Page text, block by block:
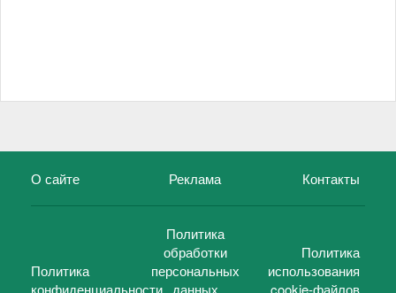
О сайте Реклама Контакты
Политика
конфиденциальности
Политика
обработки
персональных
данных
Политика
использования
cookie-файлов